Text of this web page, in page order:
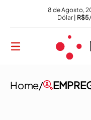
8 de Agosto,
Dólar |
Home/